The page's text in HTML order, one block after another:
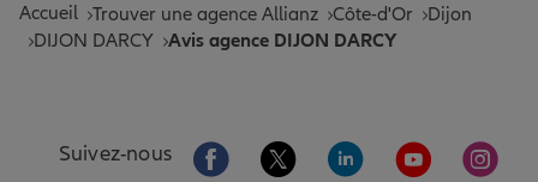
Accueil Trouver une agence Allianz Côte-d'Or
Dijon
DIJON DARCY Avis agence DIJON DARCY
Suivez-nous Aller sur la page Facebook de Allianz
Aller sur la page Twitter de
Aller sur la page
Aller sur la
Aller